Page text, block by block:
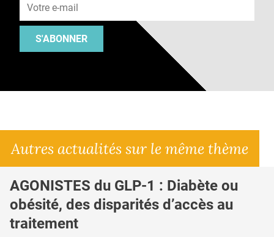
S'ABONNER
Autres actualités sur le même thème
AGONISTES du GLP-1 : Diabète ou
obésité, des disparités d’accès au
traitement